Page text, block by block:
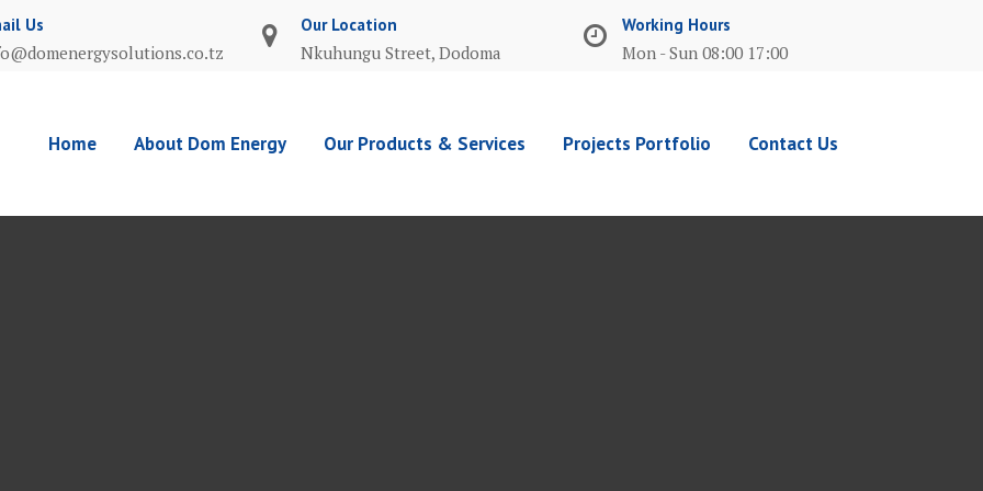
Us Our Location
Nkuhungu Street, Dodoma
Working Hours
Mon - Sun 08:00 17:00
Home About Dom Energy Our Products & Services Projects Portfolio Contact Us